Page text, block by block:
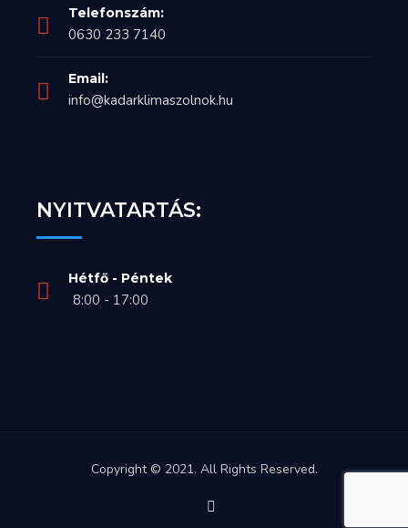
Telefonszám:
0630 233 7140
Email:
info@kadarklimaszolnok.hu
NYITVATARTÁS:
Hétfő - Péntek
8:00 - 17:00
Copyright © 2021. All Rights Reserved.